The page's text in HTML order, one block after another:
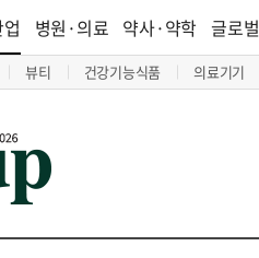
뷰티 건강기능식품 의료기기
병원·의료 약사·약학 글로벌